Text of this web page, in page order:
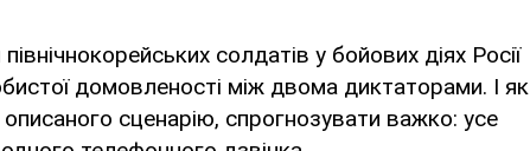
солдатів у бойових діях Росії
домовленості між двома диктаторами. І як
сценарію, спрогнозувати важко: усе